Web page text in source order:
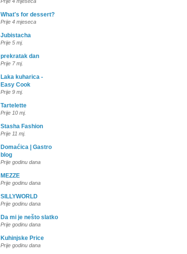
What's for dessert?
Prije 4 mjeseca
Jubistacha
Prije 5 mj.
prekratak dan
Prije 7 mj.
Laka kuharica -
Easy Cook
Prije 9 mj.
Tartelette
Prije 10 mj.
Stasha Fashion
Prije 11 mj.
Domaćica | Gastro
blog
Prije godinu dana
MEZZE
Prije godinu dana
SILLYWORLD
Prije godinu dana
Da mi je nešto slatko
Prije godinu dana
Kuhinjske Price
Prije godinu dana